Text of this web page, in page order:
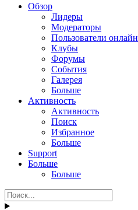
Обзор
Лидеры
Модераторы
Пользователи онлайн
Клубы
Форумы
События
Галерея
Больше
Активность
Активность
Поиск
Избранное
Больше
Support
Больше
Больше